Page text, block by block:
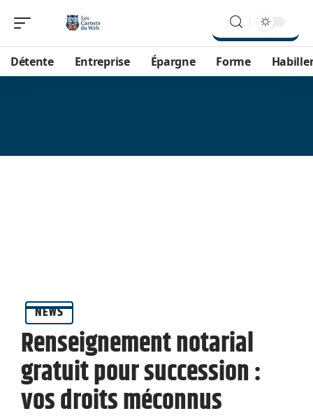
Détente Entreprise Épargne Forme
NEWS
Renseignement notarial
gratuit pour succession :
vos droits méconnus